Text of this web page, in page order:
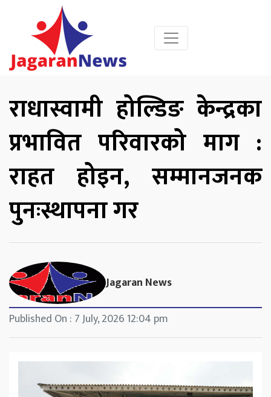
राधास्वामी होल्डिङ केन्द्रका
प्रभावित परिवारको माग :
राहत होइन, सम्मानजनक
पुनःस्थापना गर
Jagaran News
Published On : 7 July, 2026 12:04 pm